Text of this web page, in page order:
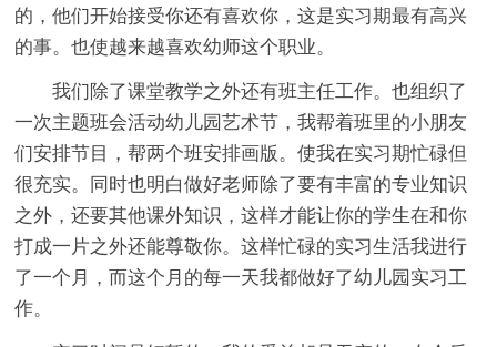
的，他们开始接受你还有喜欢你，这是实习期最有高兴
的事。也使越来越喜欢幼师这个职业。
我们除了课堂教学之外还有班主任工作。也组织了
一次主题班会活动幼儿园艺术节，我帮着班里的小朋友
们安排节目，帮两个班安排画版。使我在实习期忙碌但
很充实。同时也明白做好老师除了要有丰富的专业知识
之外，还要其他课外知识，这样才能让你的学生在和你
打成一片之外还能尊敬你。这样忙碌的实习生活我进行
了一个月，而这个月的每一天我都做好了幼儿园实习工
作。